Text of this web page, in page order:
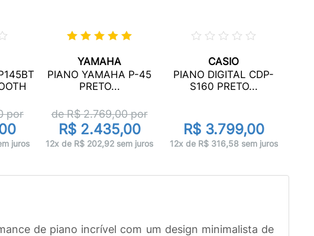
por
juros
YAMAHA
PIANO YAMAHA P-45
PRETO...
de R$2.769,00por
R$ 2.435,00
12x de R$ 202,92 sem juros
CASIO
PIANO DIGITAL CDP-
S160 PRETO...
R$ 3.799,00
12x de R$ 316,58 sem juros
de piano incrível com um design minimalista de